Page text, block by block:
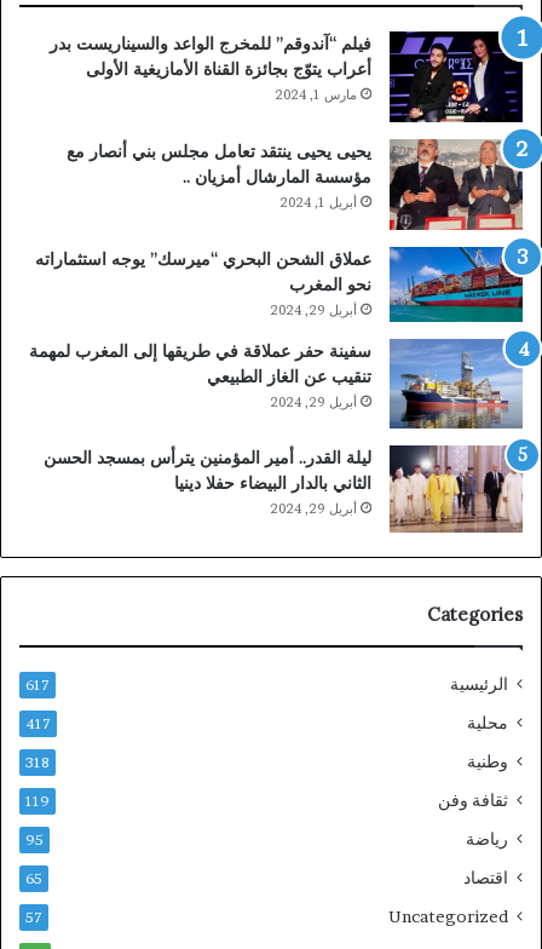
فيلم “آندوقم” للمخرج الواعد والسيناريست بدر
أعراب يتوّج بجائزة القناة الأمازيغية الأولى
مارس 1, 2024
يحيى يحيى ينتقد تعامل مجلس بني أنصار مع
مؤسسة المارشال أمزيان ..
أبريل 1, 2024
عملاق الشحن البحري “ميرسك” يوجه استثماراته
نحو المغرب
أبريل 29, 2024
سفينة حفر عملاقة في طريقها إلى المغرب لمهمة
تنقيب عن الغاز الطبيعي
أبريل 29, 2024
ليلة القدر.. أمير المؤمنين يترأس بمسجد الحسن
الثاني بالدار البيضاء حفلا دينيا
أبريل 29, 2024
Categories
الرئيسية 617
محلية 417
وطنية 318
ثقافة وفن 119
رياضة 95
اقتصاد 65
Uncategorized
57